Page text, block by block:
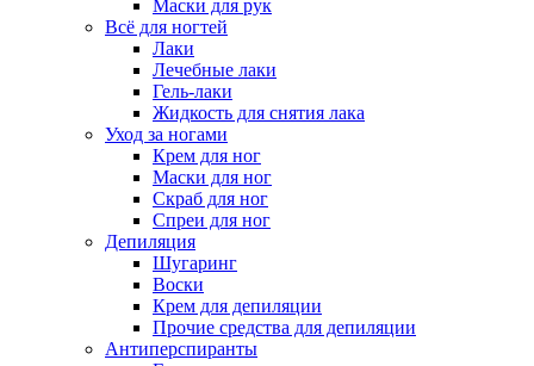
Маски для рук
Всё для ногтей
Лаки
Лечебные лаки
Гель-лаки
Жидкость для снятия лака
Уход за ногами
Крем для ног
Маски для ног
Скраб для ног
Спреи для ног
Депиляция
Шугаринг
Воски
Крем для депиляции
Прочие средства для депиляции
Антиперспиранты